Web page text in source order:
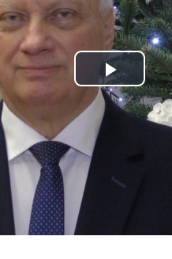
Play
Video
exit interview?
na hulajnodze
w Malborku. 15-latek
do szpitala śmigłowcem LPR.